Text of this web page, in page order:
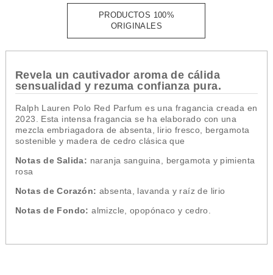
PRODUCTOS 100%
ORIGINALES
Revela un cautivador aroma de cálida
sensualidad y rezuma confianza pura.
Ralph Lauren Polo Red Parfum es una fragancia creada en
2023. Esta intensa fragancia se ha elaborado con una
mezcla embriagadora de absenta, lirio fresco, bergamota
sostenible y madera de cedro clásica que
Notas de Salida: naranja sanguina, bergamota y pimienta
rosa
Notas de Corazón: absenta, lavanda y raíz de lirio
Notas de Fondo: almizcle, opopónaco y cedro.